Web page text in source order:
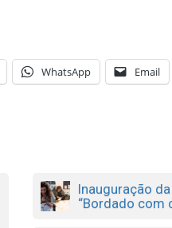
WhatsApp Email
Inauguração
“Bordado com